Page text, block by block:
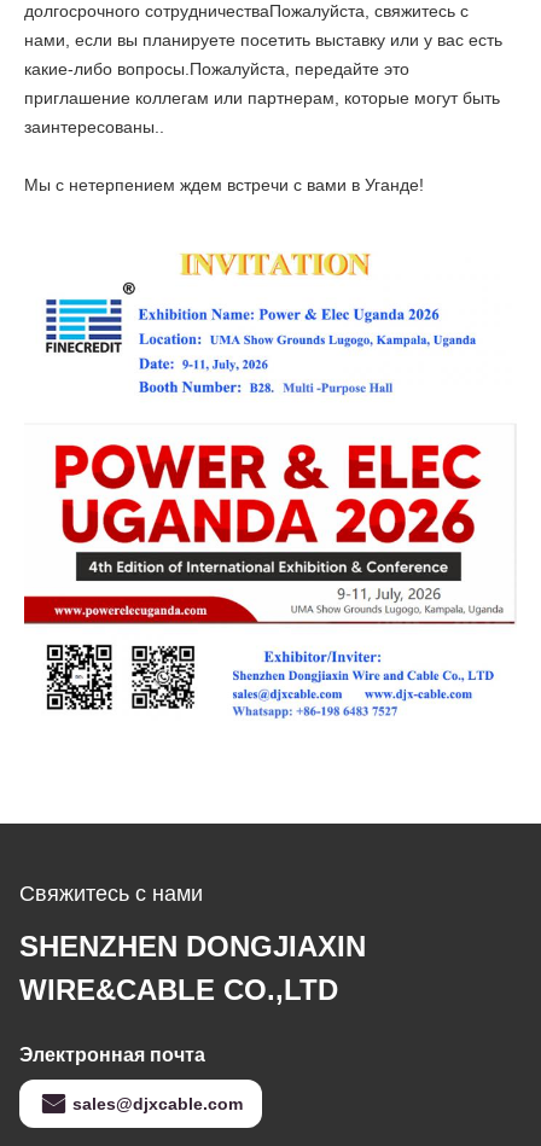
долгосрочного сотрудничестваПожалуйста, свяжитесь с
нами, если вы планируете посетить выставку или у вас есть
какие-либо вопросы.Пожалуйста, передайте это
приглашение коллегам или партнерам, которые могут быть
заинтересованы..
Мы с нетерпением ждем встречи с вами в Уганде!
Свяжитесь с нами
SHENZHEN DONGJIAXIN
WIRE&CABLE CO.,LTD
Электронная почта
sales@djxcable.com